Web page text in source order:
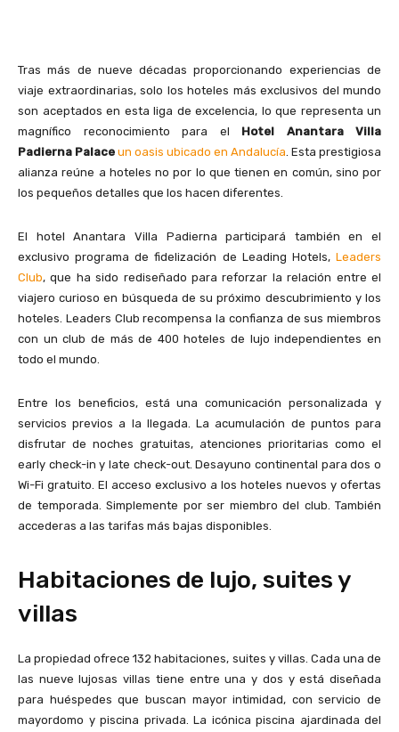
Tras más de nueve décadas proporcionando experiencias de
viaje extraordinarias, solo los hoteles más exclusivos del mundo
son aceptados en esta liga de excelencia, lo que representa un
magnífico reconocimiento para el Hotel Anantara Villa
Padierna Palace un oasis ubicado en Andalucía . Esta prestigiosa
alianza reúne a hoteles no por lo que tienen en común, sino por
los pequeños detalles que los hacen diferentes.
El hotel Anantara Villa Padierna participará también en el
exclusivo programa de fidelización de Leading Hotels, Leaders
Club, que ha sido rediseñado para reforzar la relación entre el
viajero curioso en búsqueda de su próximo descubrimiento y los
hoteles. Leaders Club recompensa la confianza de sus miembros
con un club de más de 400 hoteles de lujo independientes en
todo el mundo.
Entre los beneficios, está una comunicación personalizada y
servicios previos a la llegada. La acumulación de puntos para
disfrutar de noches gratuitas, atenciones prioritarias como el
early check-in y late check-out. Desayuno continental para dos o
Wi-Fi gratuito. El acceso exclusivo a los hoteles nuevos y ofertas
de temporada. Simplemente por ser miembro del club. También
accederas a las tarifas más bajas disponibles.
Habitaciones de lujo, suites y
villas
La propiedad ofrece 132 habitaciones, suites y villas. Cada una de
las nueve lujosas villas tiene entre una y dos y está diseñada
para huéspedes que buscan mayor intimidad, con servicio de
mayordomo y piscina privada. La icónica piscina ajardinada del